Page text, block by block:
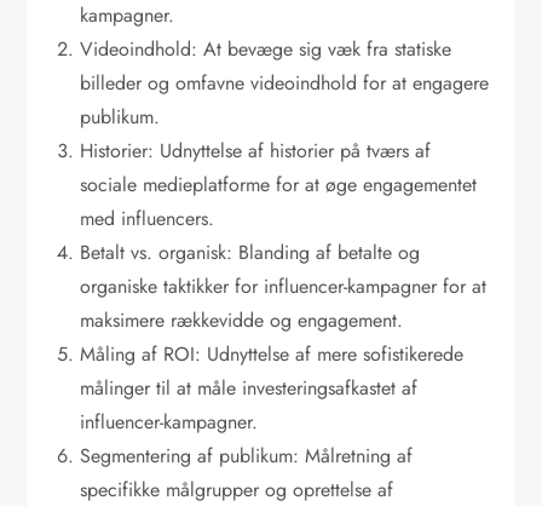
kampagner.
Videoindhold: At bevæge sig væk fra statiske
billeder og omfavne videoindhold for at engagere
publikum.
Historier: Udnyttelse af historier på tværs af
sociale medieplatforme for at øge engagementet
med influencers.
Betalt vs. organisk: Blanding af betalte og
organiske taktikker for influencer-kampagner for at
maksimere rækkevidde og engagement.
Måling af ROI: Udnyttelse af mere sofistikerede
målinger til at måle investeringsafkastet af
influencer-kampagner.
Segmentering af publikum: Målretning af
specifikke målgrupper og oprettelse af